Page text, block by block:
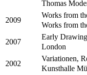
Thomas
2009
Works from
Works from
2007
Early
London
2002
Variationen,
Kunsthalle